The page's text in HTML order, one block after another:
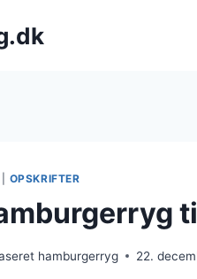
OPSKRIFTER
hamburgerryg 22.